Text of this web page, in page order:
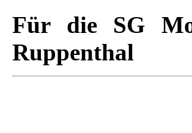
Für die SG
Ruppenthal